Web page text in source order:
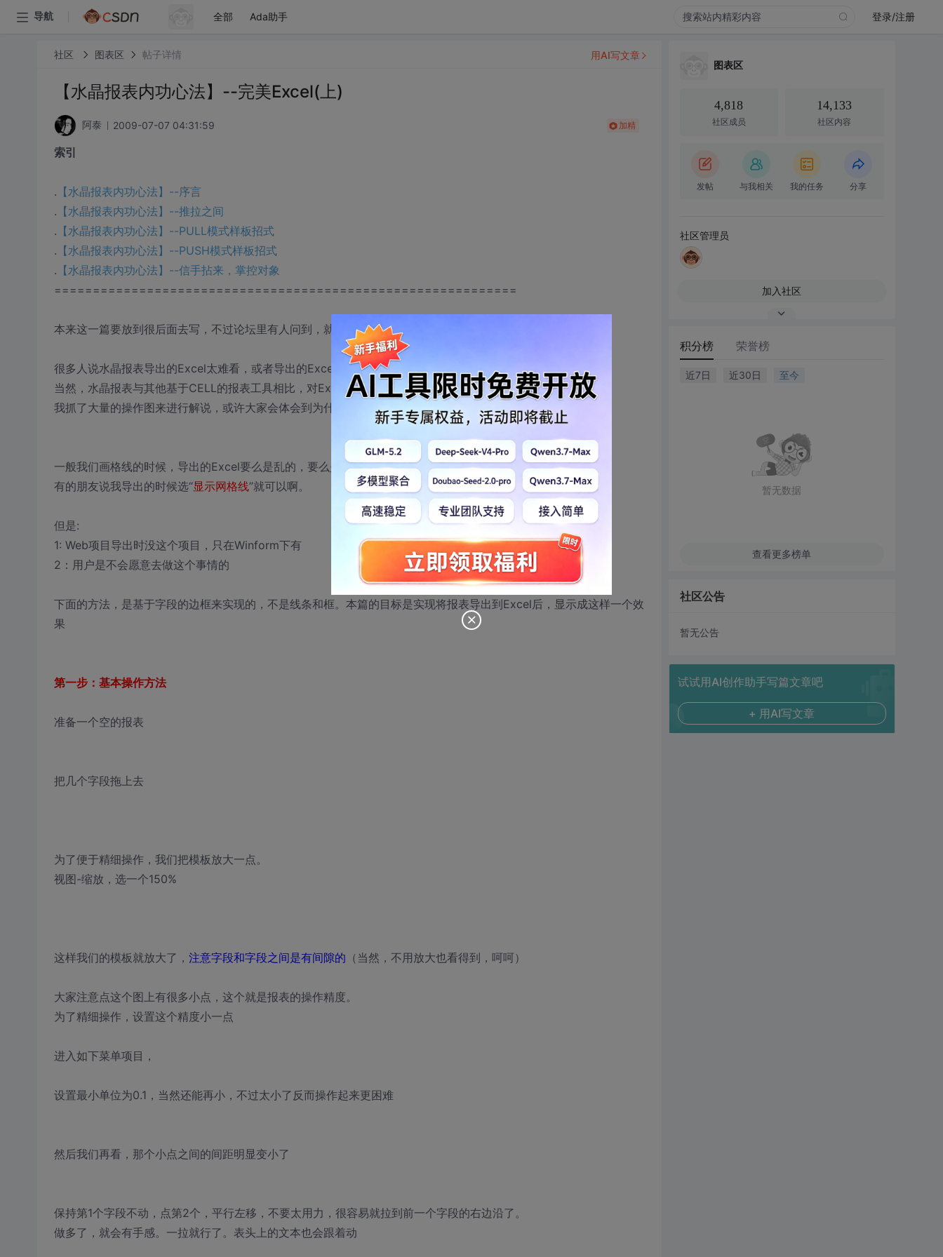
导航 全部 Ada助手 登录/注册
社区 图表区 帖子详情
【水晶报表内功心法】--完美Excel(上)
阿泰 2009-07-07 04:31:59 加精
索引
. 【水晶报表内功心法】--序言
. 【水晶报表内功心法】--推拉之间
. 【水晶报表内功心法】--PULL模式样板招式
. 【水晶报表内功心法】--PUSH模式样板招式
. 【水晶报表内功心法】--信手拈来，掌控对象
============================================================
本来这一篇要放到很后面去写，不过论坛里有人问到，就提前了。
很多人说水晶报表导出的Excel太难看，或者导出的Excel根本没法用，其实水晶报表是可以完整导出到Excel的
当然，水晶报表与其他基于CELL的报表工具相比，对Excel的支持是很弱的。而所谓的完美，是相对的。
我抓了大量的操作图来进行解说，或许大家会体会到为什么我会说水晶报表是一个操作性很强的工具的原因了。
一般我们画格线的时候，导出的Excel要么是乱的，要么是没格线。
有的朋友说我导出的时候选“显示网格线”就可以啊。
但是:
1: Web项目导出时没这个项目，只在Winform下有
2：用户是不会愿意去做这个事情的
下面的方法，是基于字段的边框来实现的，不是线条和框。本篇的目标是实现将报表导出到Excel后，显示成这样一个效
果
第一步：基本操作方法
准备一个空的报表
把几个字段拖上去
为了便于精细操作，我们把模板放大一点。
视图-缩放，选一个150%
这样我们的模板就放大了， 注意字段和字段之间是有间隙的 （当然，不用放大也看得到，呵呵）
大家注意点这个图上有很多小点，这个就是报表的操作精度。
为了精细操作，设置这个精度小一点
进入如下菜单项目，
设置最小单位为0.1，当然还能再小，不过太小了反而操作起来更困难
然后我们再看，那个小点之间的间距明显变小了
保持第1个字段不动，点第2个，平行左移，不要太用力，很容易就拉到前一个字段的右边沿了。
做多了，就会有手感。一拉就行了。表头上的文本也会跟着动
用AI写文章
图表区
4,818
社区成员
14,133
社区内容
发帖 与我相关 我的任务 分享
社区管理员
加入社区
积分榜 荣誉榜
近7日 近30日 至今
暂无数据
查看更多榜单
社区公告
暂无公告
试试用AI创作助手写篇文章吧
+ 用AI写文章